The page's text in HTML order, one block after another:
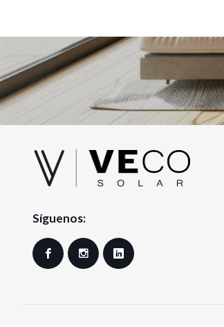
Síguenos:
Facebook Instagram